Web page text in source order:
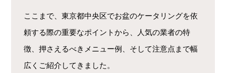
ここまで、東京都中央区でお盆のケータリングを依
頼する際の重要なポイントから、人気の業者の特
徴、押さえるべきメニュー例、そして注意点まで幅
広くご紹介してきました。